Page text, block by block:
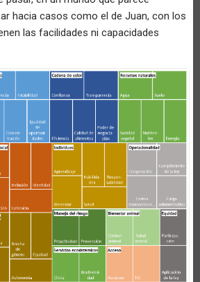
hacia casos como el de Juan, con los
las facilidades ni capacidades